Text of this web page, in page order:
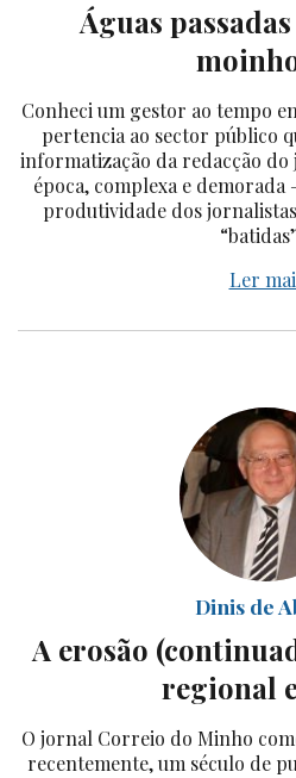
Águas
Conheci um gestor ao tempo
pertencia ao sector público
informatização da redacção
época, complexa e
produtividade dos
Ler
Dinis de
A erosão
regional
O jornal Correio do Minho
recentemente, um século de